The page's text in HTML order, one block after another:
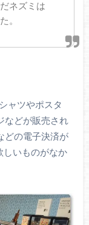
ネズミは
。
ャツやポスタ
などが販売され
どの電子決済が
いものがなか